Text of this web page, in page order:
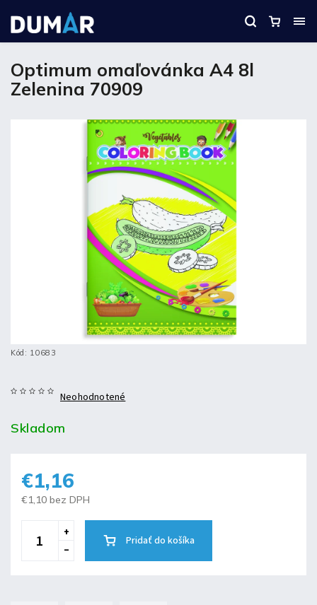
Optimum omaľovánka A4 8l
Zelenina 70909
Kód: 10683
Neohodnotené
Skladom
€1,16
€1,10 bez DPH
Pridať do košíka